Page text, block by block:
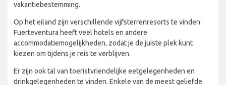
vakantiebestemming.
Op het eiland zijn verschillende vijfsterrenresorts te vinden.
Fuerteventura heeft veel hotels en andere
accommodatiemogelijkheden, zodat je de juiste plek kunt
kiezen om tijdens je reis te verblijven.
Er zijn ook tal van toeristvriendelijke eetgelegenheden en
drinkgelegenheden te vinden. Enkele van de meest geliefde